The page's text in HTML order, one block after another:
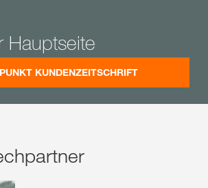
Hauptseite
KUNDENZEITSCHRIFT